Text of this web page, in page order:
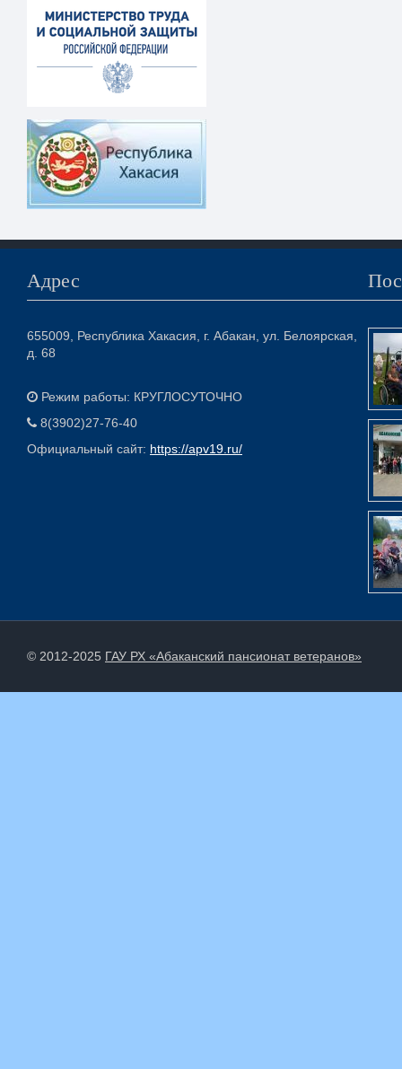
Адрес
655009, Республика Хакасия, г. Абакан, ул. Белоярская,
д. 68
Режим работы: КРУГЛОСУТОЧНО
8(3902)27-76-40
Официальный сайт: https://apv19.ru/
© 2012-2025 ГАУ РХ «Абаканский пансионат ветеранов»